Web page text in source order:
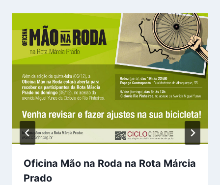
Oficina Mão na Roda na Rota Márcia
Prado